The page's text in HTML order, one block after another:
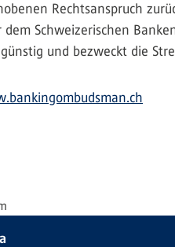
Rechtsanspruch
Schweizerischen
und bezweckt die